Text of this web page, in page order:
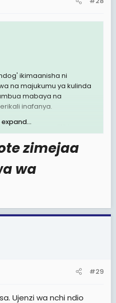
ikimaanisha ni
na majukumu ya kulinda
mabaya na
inafanya.
ikifuatuwa na viitikio vya
vyetu vya habari
kutoa sauti kwa niaba ya
wakae kimya pindi
haki, utekaji
haki ya kikatiba
tubaki tukisema siasa
na haki, wachache
zimejaa
wa
#29
Ujenzi wa nchi ndio